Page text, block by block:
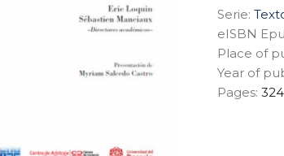
Serie:
eISBN
Place of
Year of
Pages: 324